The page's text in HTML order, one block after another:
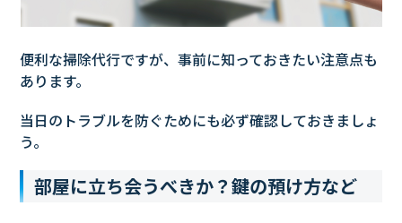
便利な掃除代行ですが、事前に知っておきたい注意点も
あります。
当日のトラブルを防ぐためにも必ず確認しておきましょ
う。
部屋に立ち会うべきか？鍵の預け方など